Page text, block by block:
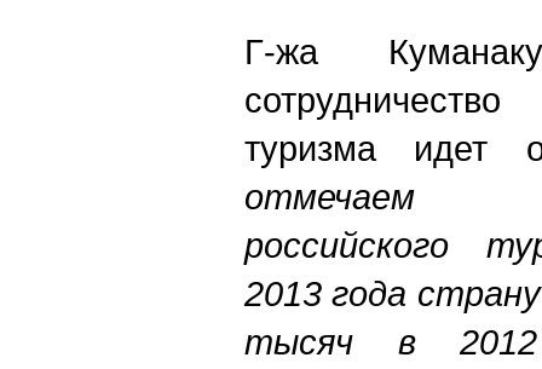
Г-жа
туризма идет
отмечаем
российского
2013года страну
тысяч в2012